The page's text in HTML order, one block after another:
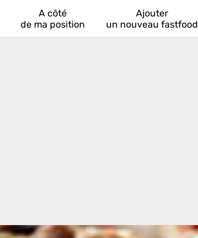
A côté
de ma position
Ajouter
un nouveau fastfood